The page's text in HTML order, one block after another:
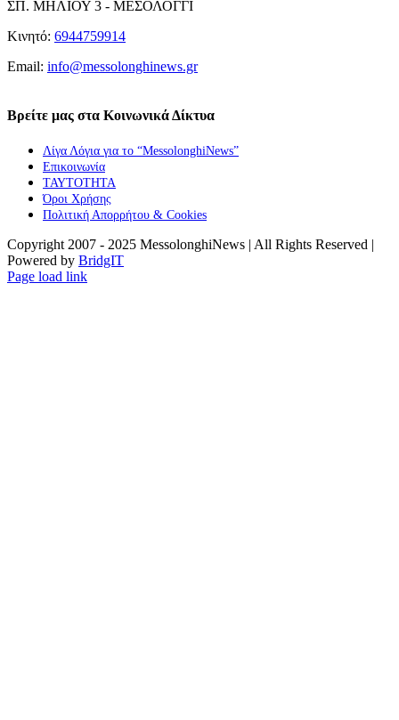
ΣΠ. ΜΗΛΙΟΥ 3 - ΜΕΣΟΛΟΓΓΙ
Κινητό: 6944759914
Email: info@messolonghinews.gr
Βρείτε μας στα Κοινωνικά Δίκτυα
Λίγα Λόγια για το “MessolonghiNews”
Επικοινωνία
ΤΑΥΤΟΤΗΤΑ
Όροι Χρήσης
Πολιτική Απορρήτου & Cookies
Copyright 2007 - 2025 MessolonghiNews | All Rights Reserved |
Powered by BridgIT
YouTube
Facebook
Instagram
Page load link